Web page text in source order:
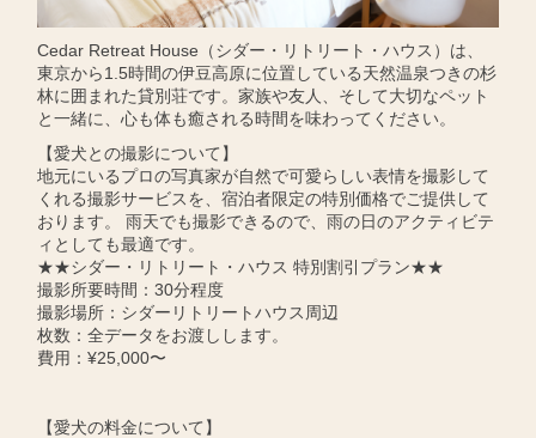
Cedar Retreat House（シダー・リトリート・ハウス）は、
東京から1.5時間の伊豆高原に位置している天然温泉つきの杉
林に囲まれた貸別荘です。家族や友人、そして大切なペット
と一緒に、心も体も癒される時間を味わってください。
【愛犬との撮影について】
地元にいるプロの写真家が自然で可愛らしい表情を撮影して
くれる撮影サービスを、宿泊者限定の特別価格でご提供して
おります。 雨天でも撮影できるので、雨の日のアクティビテ
ィとしても最適です。
★★シダー・リトリート・ハウス 特別割引プラン★★
撮影所要時間：30分程度
撮影場所：シダーリトリートハウス周辺
枚数：全データをお渡しします。
費用：¥25,000〜
【愛犬の料金について】